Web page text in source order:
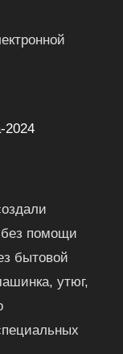
2024
без помощи
бытовой
утюг,